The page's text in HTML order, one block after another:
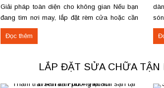
Giải pháp toàn diện cho không gian Nếu bạn
đang tìm nơi may, lắp đặt rèm cửa hoặc cần
sửa chữa rèm hỏng tại Đoan Hùng hay Lâm
Thao, chúng tôi sẵn sàng đáp ứng với dịch vụ
Đọc thêm
và
LẮP ĐẶT SỬA CHỮA TẬN